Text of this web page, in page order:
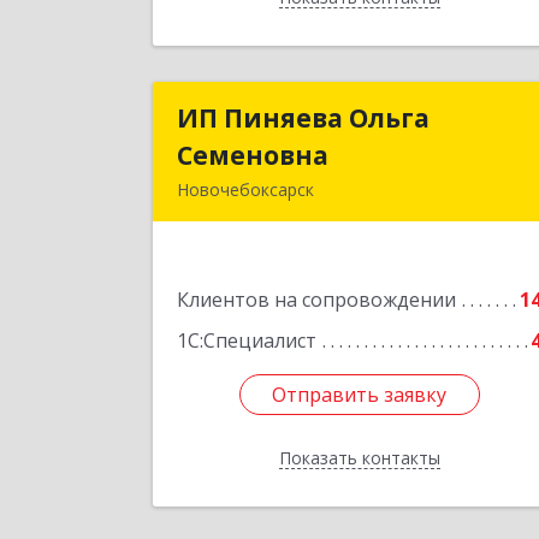
ИП Пиняева Ольга
Семеновна
Новочебоксарск
Клиентов на сопровождении
1С:Специалист
Отправить заявку
Показать контакты
ИП Пиняева Ольга
Отправить заявку
Назад